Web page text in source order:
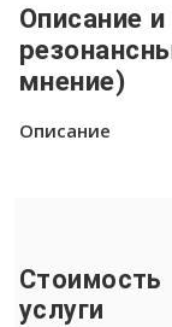
Описание
мнение)
Описание
Стоимость
услуги